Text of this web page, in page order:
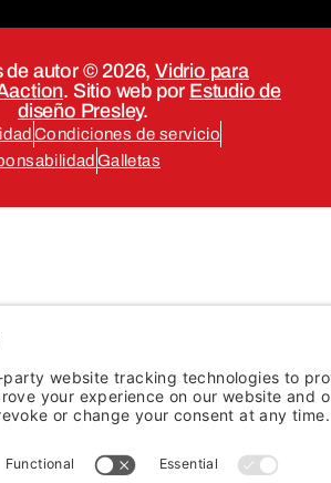
de autor © 2026, Vidrio para
. Sitio web por Estudio de
diseño Presley.
Condiciones de servicio
Galletas